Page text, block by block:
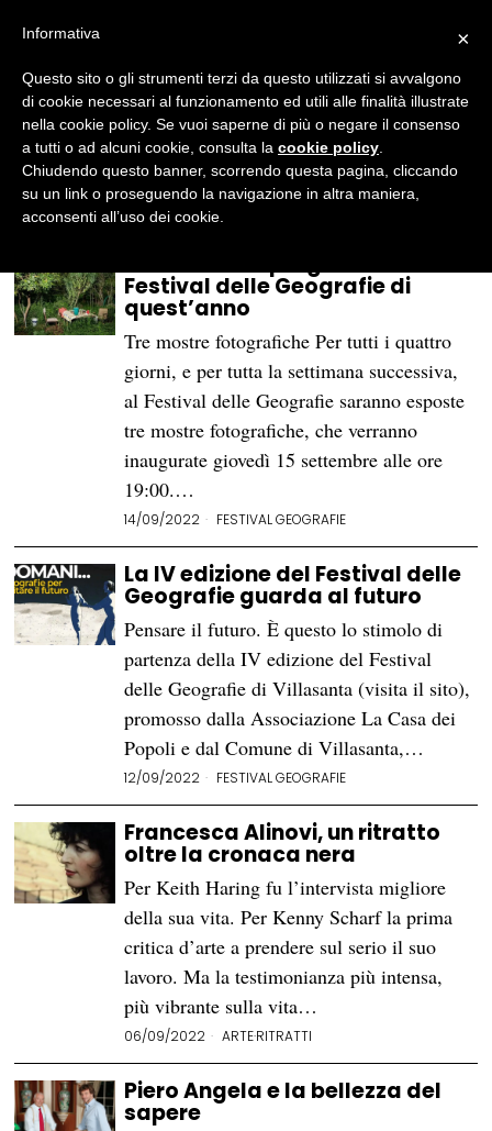
BROWSE CATEGORY
Rubriche
Festival Geografie Lente Olandese
Merdòscopo
Ricette ma scritte bene
Ritratti
Storie di sport
Yawp
Festival delle Geografie di
quest’anno
Tre mostre fotografiche Per tutti i quattro
giorni, e per tutta la settimana successiva,
al Festival delle Geografie saranno esposte
tre mostre fotografiche, che verranno
inaugurate giovedì 15 settembre alle ore
19:00.…
14/09/2022 FESTIVAL GEOGRAFIE
La IV edizione del Festival delle
Geografie guarda al futuro
Pensare il futuro. È questo lo stimolo di
partenza della IV edizione del Festival
delle Geografie di Villasanta (visita il sito),
promosso dalla Associazione La Casa dei
Popoli e dal Comune di Villasanta,…
12/09/2022 FESTIVAL GEOGRAFIE
Francesca Alinovi, un ritratto
oltre la cronaca nera
Per Keith Haring fu l’intervista migliore
della sua vita. Per Kenny Scharf la prima
critica d’arte a prendere sul serio il suo
lavoro. Ma la testimonianza più intensa,
più vibrante sulla vita…
06/09/2022 ARTE·RITRATTI
Piero Angela e la bellezza del
sapere
×
Informativa
Questo sito o gli strumenti terzi da questo utilizzati si avvalgono
di cookie necessari al funzionamento ed utili alle finalità illustrate
nella cookie policy. Se vuoi saperne di più o negare il consenso
a tutti o ad alcuni cookie, consulta la cookie policy
Chiudendo questo banner, scorrendo questa pagina, cliccando
su un link o proseguendo la navigazione in altra maniera,
acconsenti all’uso dei cookie.